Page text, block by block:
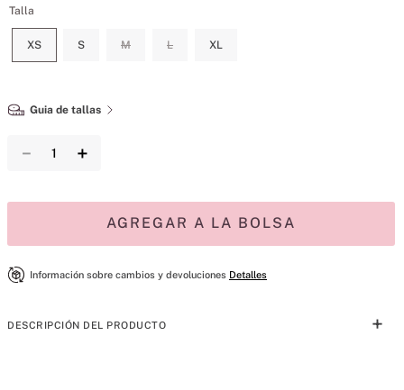
Talla
XS S M L XL
Guia de tallas
＋
－
AGREGAR A LA BOLSA
Información sobre cambios y devoluciones Detalles
DESCRIPCIÓN DEL PRODUCTO